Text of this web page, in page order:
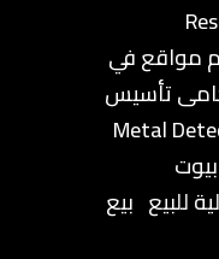
مواقع في
تأسيس
Metal
بيوت
للبيع بيع